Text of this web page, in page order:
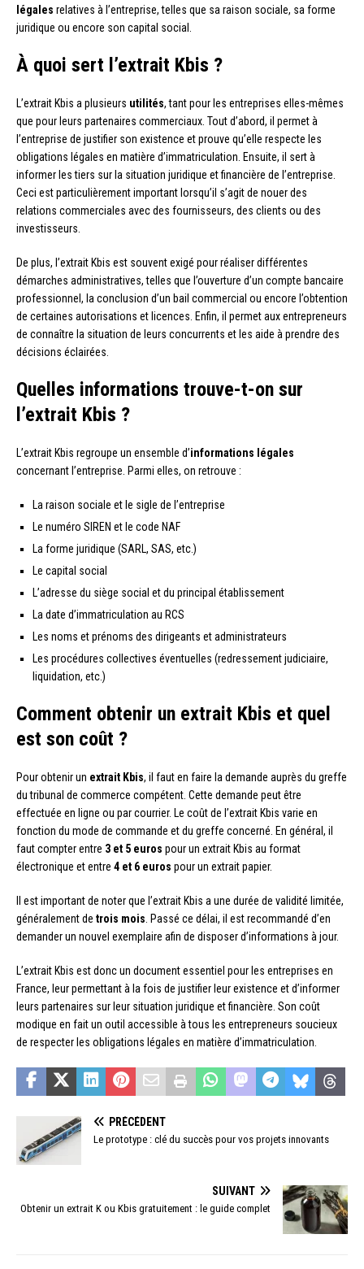
légales relatives à l’entreprise, telles que sa raison sociale, sa forme
juridique ou encore son capital social.
À quoi sert l’extrait Kbis ?
L’extrait Kbis a plusieurs utilités, tant pour les entreprises elles-mêmes
que pour leurs partenaires commerciaux. Tout d’abord, il permet à
l’entreprise de justifier son existence et prouve qu’elle respecte les
obligations légales en matière d’immatriculation. Ensuite, il sert à
informer les tiers sur la situation juridique et financière de l’entreprise.
Ceci est particulièrement important lorsqu’il s’agit de nouer des
relations commerciales avec des fournisseurs, des clients ou des
investisseurs.
De plus, l’extrait Kbis est souvent exigé pour réaliser différentes
démarches administratives, telles que l’ouverture d’un compte bancaire
professionnel, la conclusion d’un bail commercial ou encore l’obtention
de certaines autorisations et licences. Enfin, il permet aux entrepreneurs
de connaître la situation de leurs concurrents et les aide à prendre des
décisions éclairées.
Quelles informations trouve-t-on sur
l’extrait Kbis ?
L’extrait Kbis regroupe un ensemble d’informations légales
concernant l’entreprise. Parmi elles, on retrouve :
La raison sociale et le sigle de l’entreprise
Le numéro SIREN et le code NAF
La forme juridique (SARL, SAS, etc.)
Le capital social
L’adresse du siège social et du principal établissement
La date d’immatriculation au RCS
Les noms et prénoms des dirigeants et administrateurs
Les procédures collectives éventuelles (redressement judiciaire,
liquidation, etc.)
Comment obtenir un extrait Kbis et quel
est son coût ?
Pour obtenir un extrait Kbis, il faut en faire la demande auprès du greffe
du tribunal de commerce compétent. Cette demande peut être
effectuée en ligne ou par courrier. Le coût de l’extrait Kbis varie en
fonction du mode de commande et du greffe concerné. En général, il
faut compter entre 3 et 5 euros pour un extrait Kbis au format
électronique et entre 4 et 6 euros pour un extrait papier.
Il est important de noter que l’extrait Kbis a une durée de validité limitée,
généralement de trois mois. Passé ce délai, il est recommandé d’en
demander un nouvel exemplaire afin de disposer d’informations à jour.
L’extrait Kbis est donc un document essentiel pour les entreprises en
France, leur permettant à la fois de justifier leur existence et d’informer
leurs partenaires sur leur situation juridique et financière. Son coût
modique en fait un outil accessible à tous les entrepreneurs soucieux
de respecter les obligations légales en matière d’immatriculation.
PRÉCÉDENT
Le prototype : clé du succès pour vos projets innovants
SUIVANT
Obtenir un extrait K ou Kbis gratuitement : le guide complet